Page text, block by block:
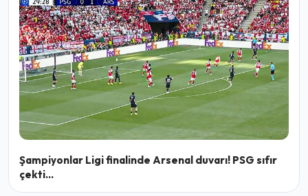
Şampiyonlar Ligi finalinde Arsenal duvarı! PSG sıfır
çekti...